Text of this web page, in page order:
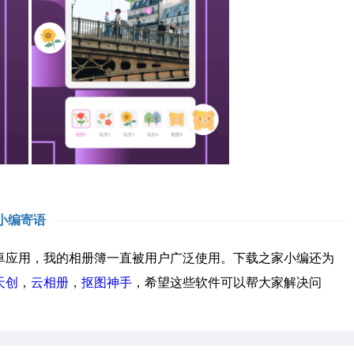
编寄语
，我的相册簿一直被用户广泛使用。下载之家小编还为
创 ， 云相册 ， 抠图神手 ，希望这些软件可以帮大家解决问